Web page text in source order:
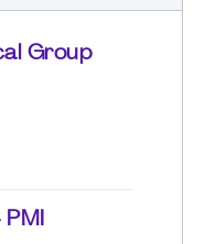
Group